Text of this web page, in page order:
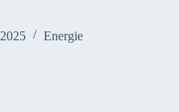
Energie